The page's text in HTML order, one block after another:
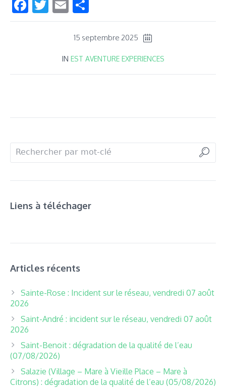
Facebook
Twitter
Email
15 septembre 2025
IN EST AVENTURE EXPERIENCES
Liens à téléchager
Articles récents
Sainte-Rose : Incident sur le réseau, vendredi 07 août
2026
Saint-André : incident sur le réseau, vendredi 07 août
2026
Saint-Benoit : dégradation de la qualité de l’eau
(07/08/2026)
Salazie (Village – Mare à Vieille Place – Mare à
Citrons) : dégradation de la qualité de l’eau (05/08/2026)